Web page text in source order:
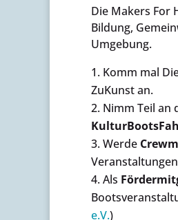
Die Makers For
Bildung,
Umgebung.
Komm mal
ZuKunst an.
Nimm Teil an
Werde
Als
e.V.)